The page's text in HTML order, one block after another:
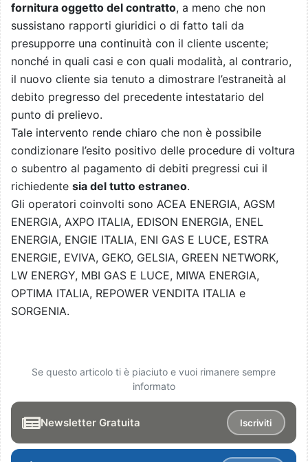
fornitura oggetto del contratto, a meno che non
sussistano rapporti giuridici o di fatto tali da
presupporre una continuità con il cliente uscente;
nonché in quali casi e con quali modalità, al contrario,
il nuovo cliente sia tenuto a dimostrare l’estraneità al
debito pregresso del precedente intestatario del
punto di prelievo.
Tale intervento rende chiaro che non è possibile
condizionare l’esito positivo delle procedure di voltura
o subentro al pagamento di debiti pregressi cui il
richiedente sia del tutto estraneo.
Gli operatori coinvolti sono ACEA ENERGIA, AGSM
ENERGIA, AXPO ITALIA, EDISON ENERGIA, ENEL
ENERGIA, ENGIE ITALIA, ENI GAS E LUCE, ESTRA
ENERGIE, EVIVA, GEKO, GELSIA, GREEN NETWORK,
LW ENERGY, MBI GAS E LUCE, MIWA ENERGIA,
OPTIMA ITALIA, REPOWER VENDITA ITALIA e
SORGENIA.
Se questo articolo ti è piaciuto e vuoi rimanere sempre
informato
Newsletter Gratuita Iscriviti